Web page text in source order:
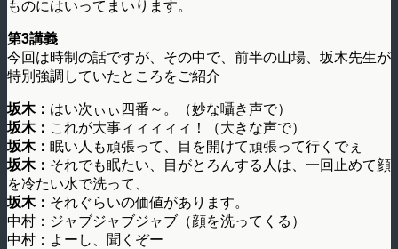
ものにはいってまいります。
第3講義
今回は時制の話ですが、その中で、前半の山場、坂木先生が
特別強調していたところをご紹介
坂木： はい次ぃぃ四番～。（妙な囁き声で）
坂木： これが大事ィィィィィ！（大きな声で）
坂木： 眠い人も頑張って、目を開けて頑張って行くでぇ
坂木： それでも眠たい、目がとろんする人は、一回止めて顔
を冷たい水で洗って、
坂木： それぐらいの価値があります。
中村：ジャブジャブジャブ（顔を洗ってくる）
中村：よーし、聞くぞー